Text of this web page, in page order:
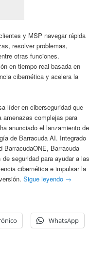
y MSP navegar rápida
resolver problemas,
otras funciones.
en tiempo real basada en
cibernética y acelera la
líder en ciberseguridad que
complejas para
anunciado el lanzamiento de
de Barracuda AI. Integrado
BarracudaONE, Barracuda
seguridad para ayudar a las
cibernética e impulsar la
Sigue leyendo →
WhatsApp